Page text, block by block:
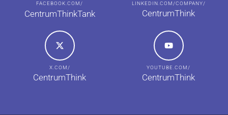
FACEBOOK.COM/
CentrumThinkTank
LINKEDIN.COM/COMPANY/
CentrumThink
X.COM/
CentrumThink
YOUTUBE.COM/
CentrumThink